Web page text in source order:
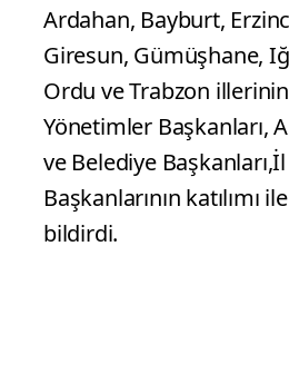
Ardahan, Bayburt,
Giresun, Gümüşhane,
Ordu ve Trabzon
Yönetimler Başkanları,
ve Belediye
Başkanlarının katılımı
bildirdi.